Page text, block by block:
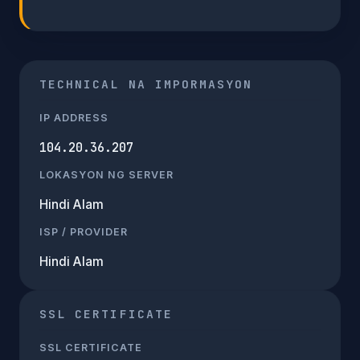
TECHNICAL NA IMPORMASYON
IP ADDRESS
104.20.36.207
LOKASYON NG SERVER
Hindi Alam
ISP / PROVIDER
Hindi Alam
SSL CERTIFICATE
SSL CERTIFICATE